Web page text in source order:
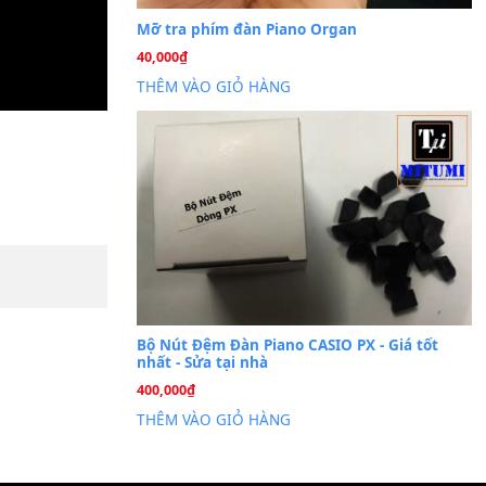
26
Th6
Cài đặt dữ liệu
PSR-S750 S950
Mỡ tra phím đàn Piano
THÊM VÀO GIỎ HÀNG